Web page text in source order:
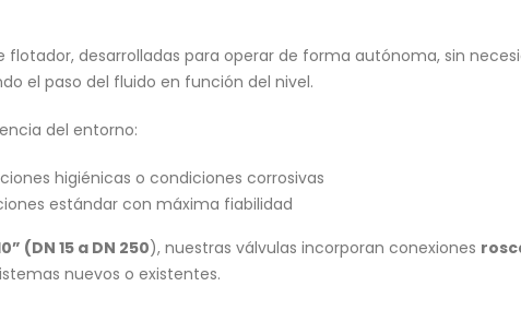
flotador, desarrolladas para operar de forma autónoma, sin
el paso del fluido en función del nivel.
del entorno:
higiénicas o condiciones corrosivas
estándar con máxima fiabilidad
(DN 15 a DN 250), nuestras válvulas incorporan conexiones
nuevos o existentes.
Nueva Válvula de Aguja en
Superdúplex: Máximo
18 abril, 2025
18 abril, 2025
Proyecto